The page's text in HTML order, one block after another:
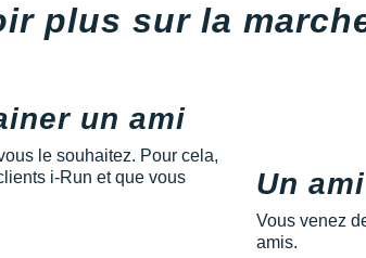
plus sur la
un ami
le souhaitez. Pour cela,
i-Run et que vous
Un
Vous venez
amis.